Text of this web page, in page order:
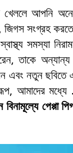
খেললে আপনি
সংগ্রহ
সমস্যা
তাকে অন্যান্য
এবং নতুন ছবিতে
আমাদের
পেপ্পা